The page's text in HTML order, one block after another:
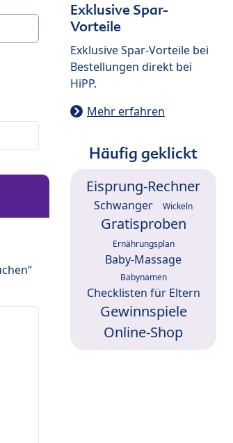
Exklusive Spar-
Vorteile
Exklusive Spar-Vorteile bei
Bestellungen direkt bei
HiPP.
Mehr erfahren
Häufig geklickt
Eisprung-Rechner
Schwanger Wickeln
Gratisproben
Ernährungsplan
Baby-Massage
Babynamen
Checklisten für Eltern
Gewinnspiele
Online-Shop